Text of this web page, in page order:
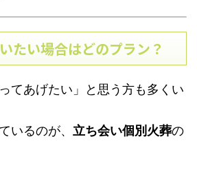
たい場合はどのプラン？
てあげたい」と思う方も多くい
いるのが、 立ち会い個別火葬の